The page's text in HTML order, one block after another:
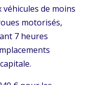
véhicules de moins
motorisés,
7 heures